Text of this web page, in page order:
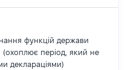
функцій держави
період, який не
деклараціями)